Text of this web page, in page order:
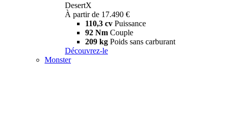
DesertX
À partir de 17.490 €
110,3 cv Puissance
92 Nm Couple
209 kg Poids sans carburant
Découvrez-le
Monster